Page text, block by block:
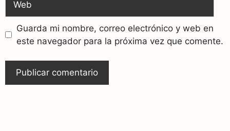
Guarda mi nombre, correo electrónico y web en
este navegador para la próxima vez que comente.